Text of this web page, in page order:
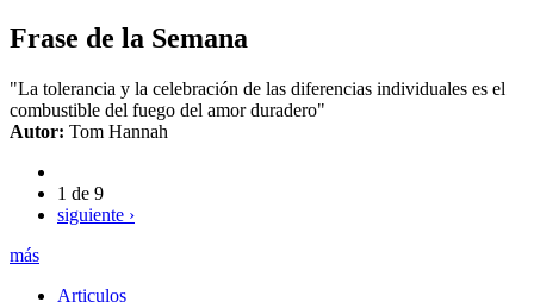
Frase de la Semana
"La tolerancia y la celebración de las diferencias individuales es el
combustible del fuego del amor duradero"
Autor: Tom Hannah
1 de 9
siguiente ›
más
Articulos